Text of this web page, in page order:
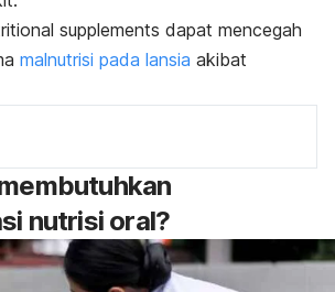
supplements dapat mencegah
malnutrisi pada lansia akibat
nutrisi oral?